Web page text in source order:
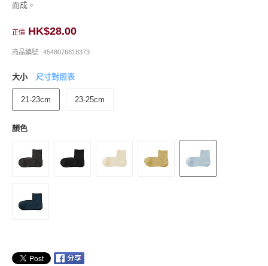
而成。
正價 HK$28.00
商品編號 4548076818373
大小 尺寸對照表
21-23cm 23-25cm
顏色